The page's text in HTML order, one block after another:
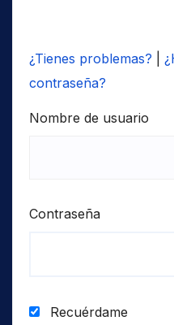
¿Tienes problemas?
contraseña?
Nombre de usuario
Contraseña
Recuérdame